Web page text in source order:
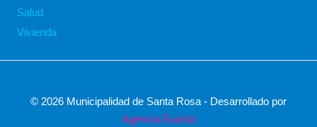
Salud
Vivienda
© 2026 Municipalidad de Santa Rosa - Desarrollado por
Agencia Exacta